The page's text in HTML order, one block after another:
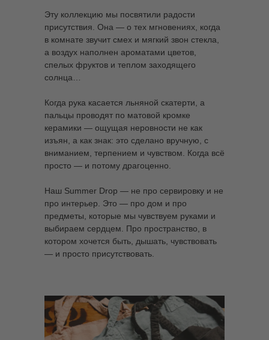
Эту коллекцию мы посвятили радости
присутствия. Она — о тех мгновениях, когда
в комнате звучит смех и мягкий звон стекла,
а воздух наполнен ароматами цветов,
спелых фруктов и теплом заходящего
солнца…
Когда рука касается льняной скатерти, а
пальцы проводят по матовой кромке
керамики — ощущая неровности не как
изъян, а как знак: это сделано вручную, с
вниманием, терпением и чувством. Когда всё
просто — и потому драгоценно.
Наш Summer Drop — не про сервировку и не
про интерьер. Это — про дом и про
предметы, которые мы чувствуем руками и
выбираем сердцем. Про пространство, в
котором хочется быть, дышать, чувствовать
— и просто присутствовать.